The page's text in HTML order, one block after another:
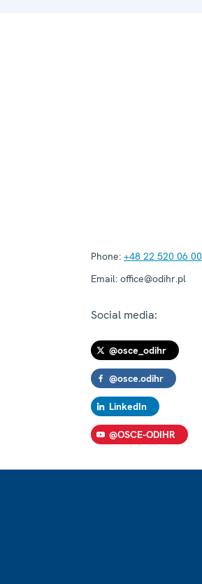
Phone: +48 22 520 06 00
Email: office@odihr.pl
Social media:
@osce_odihr
@osce.odihr
LinkedIn
@OSCE-ODIHR